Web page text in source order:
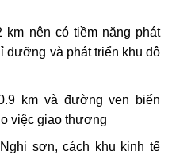
nên có tiềm năng phát
dưỡng và phát triển khu đô
km và đường ven biển
việc giao thương
sơn, cách khu kinh tế